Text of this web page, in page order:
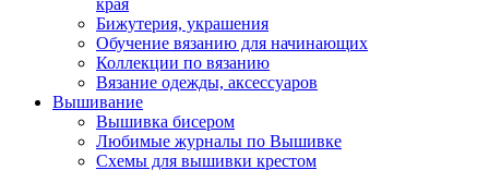
края
Бижутерия, украшения
Обучение вязанию для начинающих
Коллекции по вязанию
Вязание одежды, аксессуаров
Вышивание
Вышивка бисером
Любимые журналы по Вышивке
Схемы для вышивки крестом